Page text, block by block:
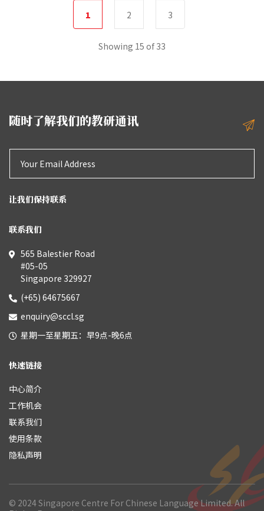
1 2 3
Showing 15 of 33
随时了解我们的教研通讯
让我们保持联系
联系我们
565 Balestier Road
#05-05
Singapore 329927
(+65) 64675667
enquiry@sccl.sg
星期一至星期五：早9点-晚6点
快速链接
中心简介
工作机会
联系我们
使用条款
隐私声明
© 2024 Singapore Centre For Chinese Language Limited. All